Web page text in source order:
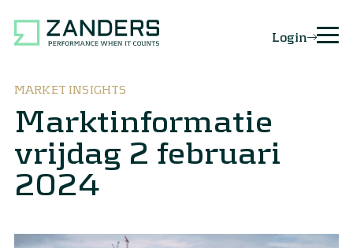
Login
MARKET INSIGHTS
Marktinformatie
vrijdag 2 februari
2024